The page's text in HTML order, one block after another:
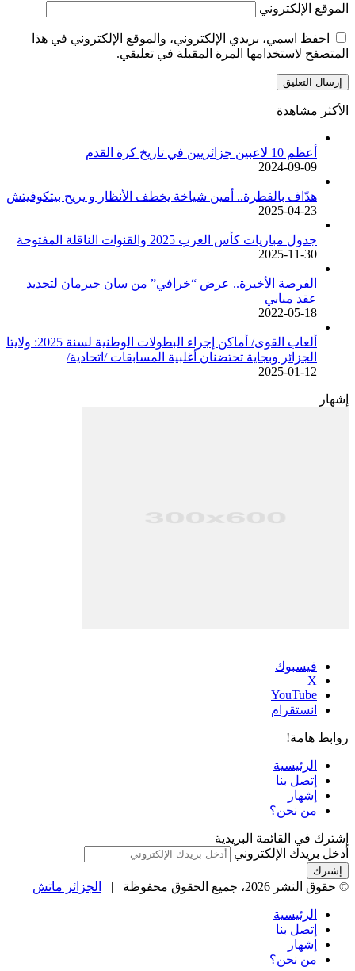
الموقع الإلكتروني
احفظ اسمي، بريدي الإلكتروني، والموقع الإلكتروني في هذا
المتصفح لاستخدامها المرة المقبلة في تعليقي.
الأكثر مشاهدة
أعظم 10 لاعبين جزائريين في تاريخ كرة القدم
2024-09-09
هدّاف بالفطرة.. أمين شياخة يخطف الأنظار و يريح بيتكوفيتش
2025-04-23
جدول مباريات كأس العرب 2025 والقنوات الناقلة المفتوحة
2025-11-30
الفرصة الأخيرة.. عرض “خرافي” من سان جيرمان لتجديد
عقد مبابي
2022-05-18
ألعاب القوى/ أماكن إجراء البطولات الوطنية لسنة 2025: ولايتا
الجزائر وبجاية تحتضنان أغلبية المسابقات /اتحادية/
2025-01-12
إشهار
فيسبوك
‫X
‫YouTube
انستقرام
روابط هامة!
الرئيسية
إتصل بنا
إشهار
من نحن؟
إشترك في القائمة البريدية
أدخل بريدك الإلكتروني
© حقوق النشر 2026، جميع الحقوق محفوظة | الجزائر ماتش
الرئيسية
إتصل بنا
إشهار
من نحن؟